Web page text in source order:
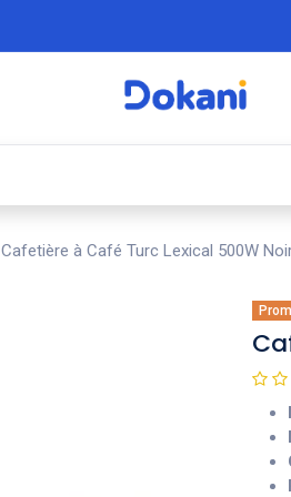
Cafetière à Café Turc Lexical 500W